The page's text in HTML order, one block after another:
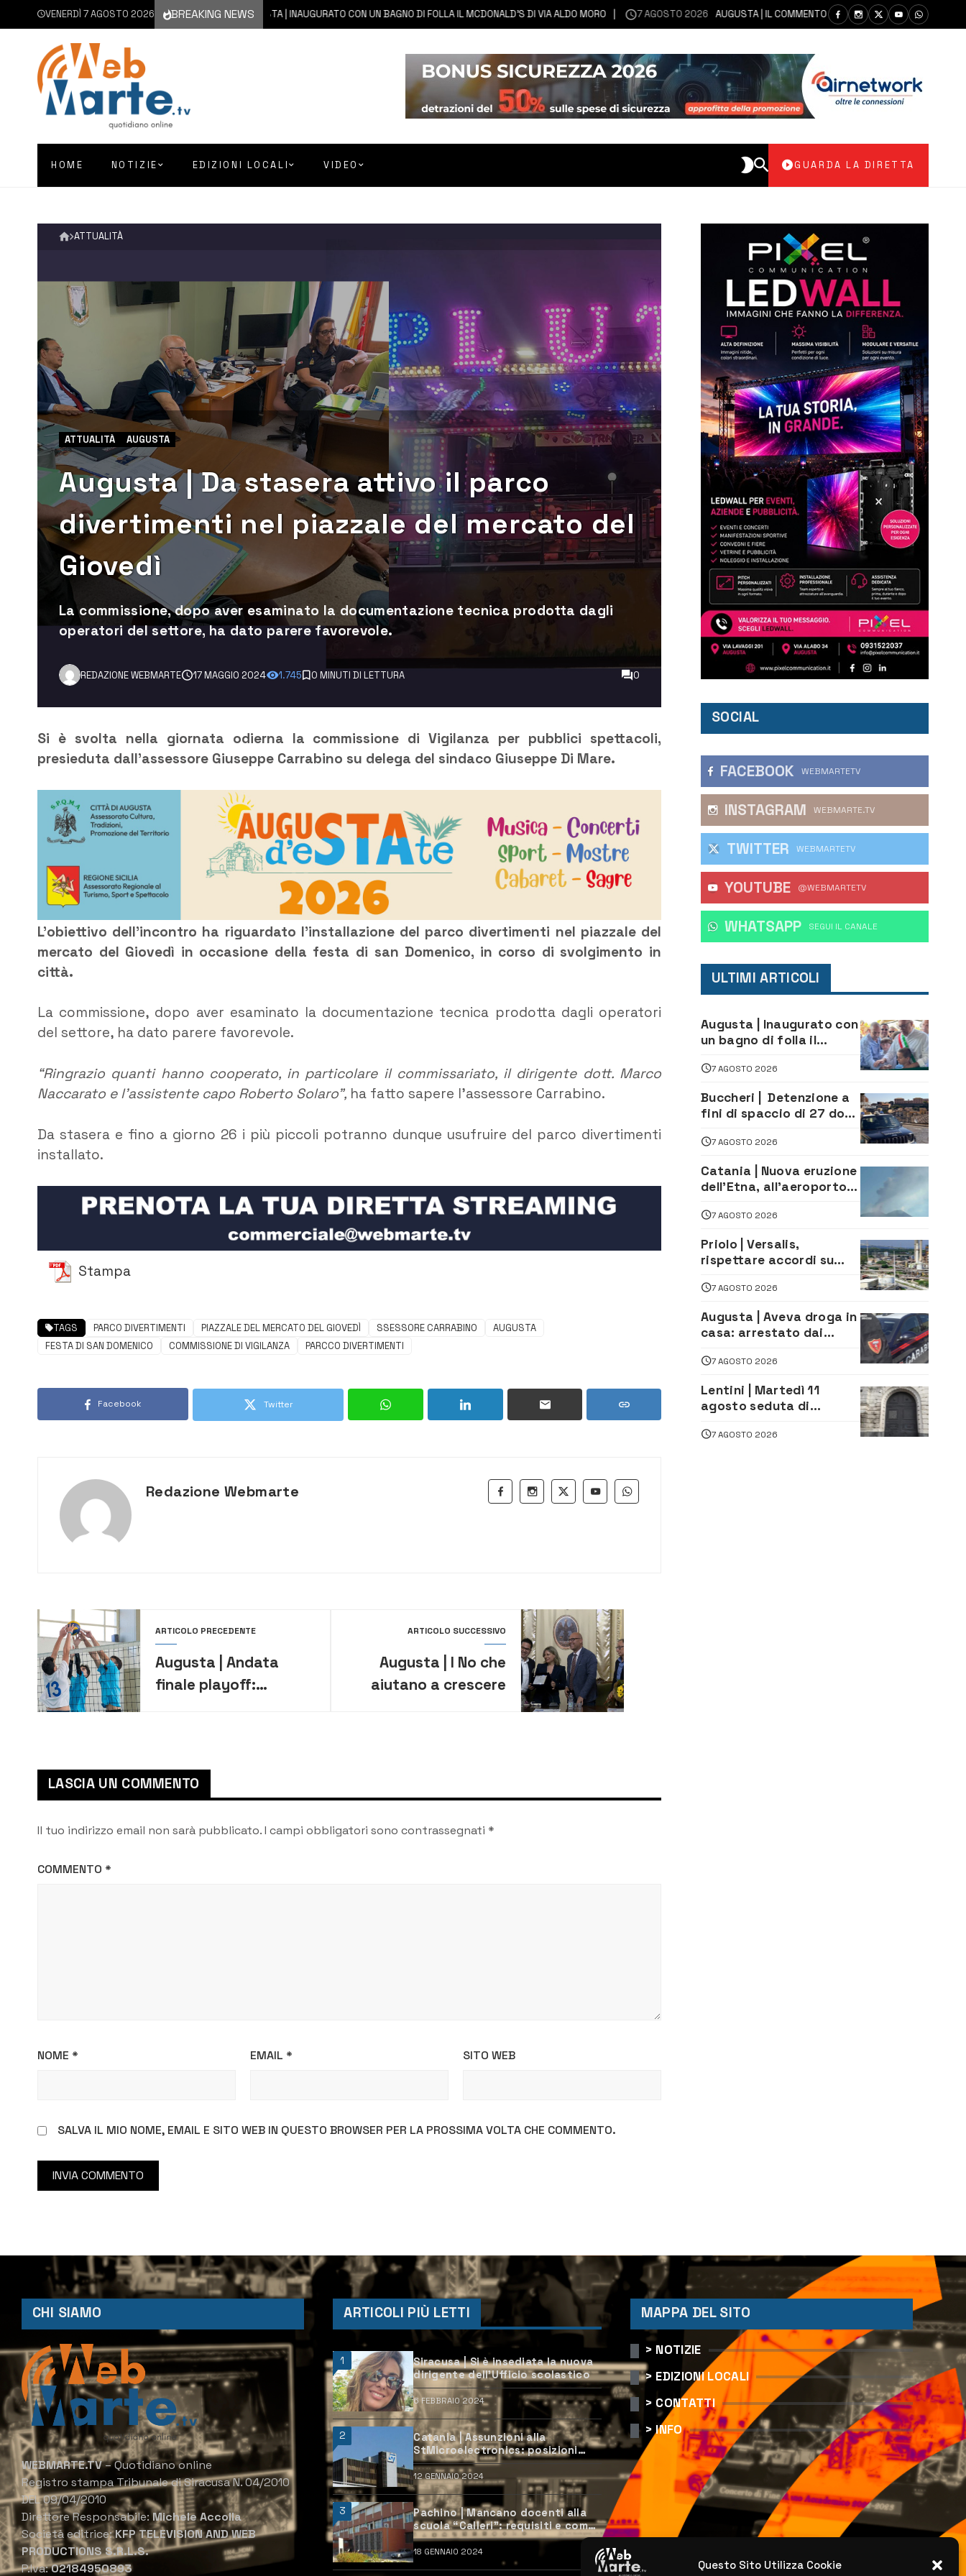
Questo Sito Utilizza Cookie
VENERDÌ 7 AGOSTO 2026 BREAKING NEWS
7 AGOSTO 2026 AUGUSTA | INAUGURATO CON UN BAGNO DI FOLLA IL MCDONALD’S DI VIA ALDO MORO 7 AGOSTO 2026 AUGUSTA | IL COMMENTO DEI PARLAMENTARI CANNATA E AUTERI
HOME NOTIZIE EDIZIONI LOCALI VIDEO GUARDA LA DIRETTA
ATTUALITÀ
ATTUALITÀ AUGUSTA
Augusta | Da stasera attivo il parco
divertimenti nel piazzale del mercato del
Giovedì
La commissione, dopo aver esaminato la documentazione tecnica prodotta dagli
operatori del settore, ha dato parere favorevole.
REDAZIONE WEBMARTE 17 MAGGIO 2024 1.745 0 MINUTI DI LETTURA 0
Si è svolta nella giornata odierna la commissione di Vigilanza per pubblici spettacoli,
presieduta dall’assessore Giuseppe Carrabino su delega del sindaco Giuseppe Di Mare.
L’obiettivo dell’incontro ha riguardato l’installazione del parco divertimenti nel piazzale del
mercato del Giovedì in occasione della festa di san Domenico, in corso di svolgimento in
città.
La commissione, dopo aver esaminato la documentazione tecnica prodotta dagli operatori
del settore, ha dato parere favorevole.
“Ringrazio quanti hanno cooperato, in particolare il commissariato, il dirigente dott. Marco
Naccarato e l’assistente capo Roberto Solaro”, ha fatto sapere l’assessore Carrabino.
Da stasera e fino a giorno 26 i più piccoli potranno dunque usufruire del parco divertimenti
installato.
Stampa
TAGS PARCO DIVERTIMENTI PIAZZALE DEL MERCATO DEL GIOVEDÌ SSESSORE CARRABINO
AUGUSTA
FESTA DI SAN DOMENICO
COMMISSIONE DI VIGILANZA PARCCO DIVERTIMENTI
Facebook Twitter
Redazione Webmarte
ARTICOLO PRECEDENTE
Augusta | Andata
finale playoff:
ARTICOLO SUCCESSIVO
Augusta | I No che
aiutano a crescere
LASCIA UN COMMENTO
Il tuo indirizzo email non sarà pubblicato.I campi obbligatori sono contrassegnati *
COMMENTO *
NOME * EMAIL * SITO WEB
SALVA IL MIO NOME, EMAIL E SITO WEB IN QUESTO BROWSER PER LA PROSSIMA VOLTA CHE COMMENTO.
SOCIAL
FACEBOOK WEBMARTETV
INSTAGRAM WEBMARTE.TV
TWITTER WEBMARTETV
YOUTUBE @WEBMARTETV
WHATSAPP ‎SEGUI IL CANALE
ULTIMI ARTICOLI
Augusta | Inaugurato con
un bagno di folla il
Moro
7 AGOSTO 2026
Buccheri | Detenzione a
fini di spaccio di 27 dosi
20enni
7 AGOSTO 2026
Catania | Nuova eruzione
dell’Etna, all’aeroporto
dirottati
7 AGOSTO 2026
Priolo | Versalis,
rispettare accordi su
lavoro. Il sindaco scrive
alla società
7 AGOSTO 2026
Augusta | Aveva droga in
casa: arrestato dai
7 AGOSTO 2026
Lentini | Martedì 11
agosto seduta di
7 AGOSTO 2026
CHI SIAMO
WEBMARTE.TV– Quotidiano online
Registro stampa Tribunale di Siracusa N. 04/2010
DEL 09/04/2010
Direttore Responsabile:Michele Accolla
Società editrice:KFP TELEVISION AND WEB
PRODUCTIONS S.R.L.S.
P.Iva:02184950893
ARTICOLI PIÙ LETTI
1
Siracusa | Si è insediata la nuova
dirigente dell’Ufficio scolastico
6 FEBBRAIO 2024
2
Catania | Assunzioni alla
StMicroelectronics: posizioni
aperte e come candidarsi
12 GENNAIO 2024
3
Pachino | Mancano docenti alla
scuola “Calleri”: requisiti e come
candidarsi
18 GENNAIO 2024
MAPPA DEL SITO
> NOTIZIE
> EDIZIONI LOCALI
> CONTATTI
> INFO